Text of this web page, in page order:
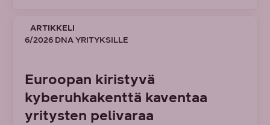
ARTIKKELI
6/2026 DNA YRITYKSILLE
Euroopan kiristyvä
kyberuhkakenttä kaventaa
yritysten pelivaraa